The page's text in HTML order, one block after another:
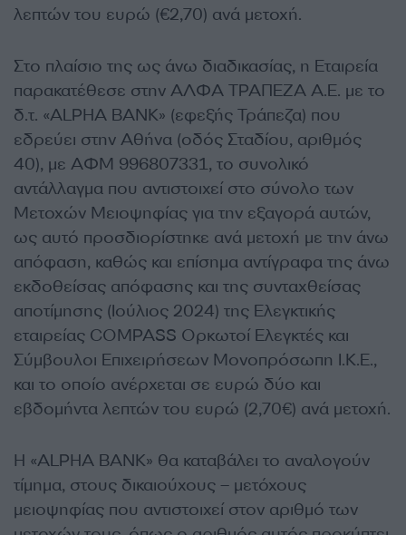
λεπτών του ευρώ (€2,70) ανά μετοχή.
Στο πλαίσιο της ως άνω διαδικασίας, η Εταιρεία
παρακατέθεσε στην ΑΛΦΑ ΤΡΑΠΕΖΑ Α.Ε. με το
δ.τ. «ALPHA BANK» (εφεξής Τράπεζα) που
εδρεύει στην Αθήνα (οδός Σταδίου, αριθμός
40), με ΑΦΜ 996807331, το συνολικό
αντάλλαγμα που αντιστοιχεί στο σύνολο των
Μετοχών Μειοψηφίας για την εξαγορά αυτών,
ως αυτό προσδιορίστηκε ανά μετοχή με την άνω
απόφαση, καθώς και επίσημα αντίγραφα της άνω
εκδοθείσας απόφασης και της συνταχθείσας
αποτίμησης (Ιούλιος 2024) της Ελεγκτικής
εταιρείας COMPASS Ορκωτοί Ελεγκτές και
Σύμβουλοι Επιχειρήσεων Μονοπρόσωπη Ι.Κ.Ε.,
και το οποίο ανέρχεται σε ευρώ δύο και
εβδομήντα λεπτών του ευρώ (2,70€) ανά μετοχή.
Η «ALPHA BANK» θα καταβάλει το αναλογούν
τίμημα, στους δικαιούχους – μετόχους
μειοψηφίας που αντιστοιχεί στον αριθμό των